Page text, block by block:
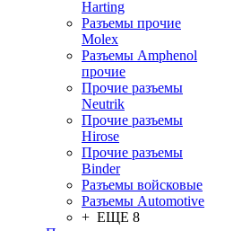
Harting
Разъемы прочие
Molex
Разъемы Amphenol
прочие
Прочие разъемы
Neutrik
Прочие разъемы
Hirose
Прочие разъемы
Binder
Разъемы войсковые
Разъeмы Automotive
+ ЕЩЕ 8